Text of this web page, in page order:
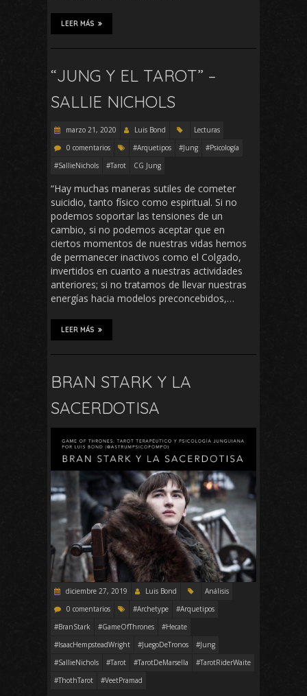
LEER MÁS
“JUNG Y EL TAROT” –
SALLIE NICHOLS
marzo 21, 2020 Luis Bond
Lecturas
0 comentarios
#Arquetipos #Jung
#Psicología
#SallieNichols
#Tarot CG Jung
“Hay muchas maneras sutiles de cometer
suicidio, tanto físico como espiritual. Si no
podemos soportar las tensiones de un
cambio, si no podemos aceptar que en
ciertos momentos de nuestras vidas hemos
de permanecer inactivos como el Colgado,
invertidos en cuanto a nuestras actividades
anteriores; si no tratamos de llevar nuestras
energías hacia modelos preconcebidos,…
LEER MÁS
BRAN STARK Y LA
SACERDOTISA
diciembre 27, 2019 Luis Bond
Análisis
0 comentarios
#Archetype
#Arquetipos
#BranStark
#GameOfThrones
#Hecate
#IsaacHempsteadWright
#JuegoDeTronos
#Jung
#SallieNichols
#Tarot #TarotDeMarsella
#TarotRiderWaite
#ThothTarot
#VeetPramad